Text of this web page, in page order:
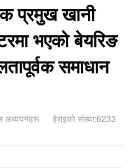
प्रमुख खानी
भएको बेयरिङ
समाधान
अध्ययनहरू हेराइको संख्या:6233